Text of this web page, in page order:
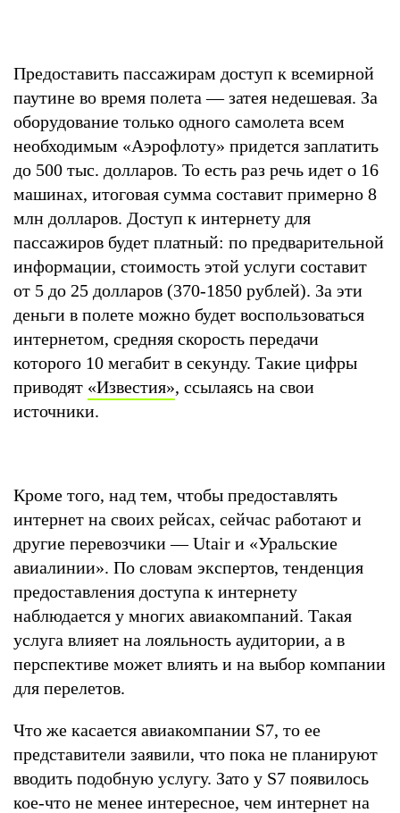
Предоставить пассажирам доступ к всемирной
паутине во время полета — затея недешевая. За
оборудование только одного самолета всем
необходимым «Аэрофлоту» придется заплатить
до 500 тыс. долларов. То есть раз речь идет о 16
машинах, итоговая сумма составит примерно 8
млн долларов. Доступ к интернету для
пассажиров будет платный: по предварительной
информации, стоимость этой услуги составит
от 5 до 25 долларов (370-1850 рублей). За эти
деньги в полете можно будет воспользоваться
интернетом, средняя скорость передачи
которого 10 мегабит в секунду. Такие цифры
приводят «Известия», ссылаясь на свои
источники.
Кроме того, над тем, чтобы предоставлять
интернет на своих рейсах, сейчас работают и
другие перевозчики — Utair и «Уральские
авиалинии». По словам экспертов, тенденция
предоставления доступа к интернету
наблюдается у многих авиакомпаний. Такая
услуга влияет на лояльность аудитории, а в
перспективе может влиять и на выбор компании
для перелетов.
Что же касается авиакомпании S7, то ее
представители заявили, что пока не планируют
вводить подобную услугу. Зато у S7 появилось
кое-что не менее интересное, чем интернет на